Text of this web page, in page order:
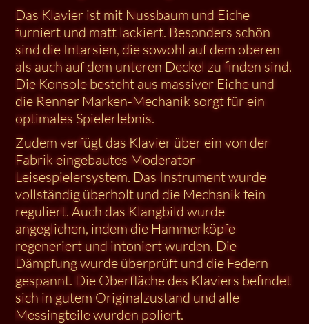
Das Klavier ist mit Nussbaum und Eiche
furniert und matt lackiert. Besonders schön
sind die Intarsien, die sowohl auf dem oberen
als auch auf dem unteren Deckel zu finden sind.
Die Konsole besteht aus massiver Eiche und
die Renner Marken-Mechanik sorgt für ein
optimales Spielerlebnis.
Zudem verfügt das Klavier über ein von der
Fabrik eingebautes Moderator-
Leisespielersystem. Das Instrument wurde
vollständig überholt und die Mechanik fein
reguliert. Auch das Klangbild wurde
angeglichen, indem die Hammerköpfe
regeneriert und intoniert wurden. Die
Dämpfung wurde überprüft und die Federn
gespannt. Die Oberfläche des Klaviers befindet
sich in gutem Originalzustand und alle
Messingteile wurden poliert.